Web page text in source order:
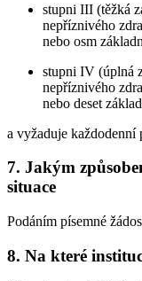
stupni III (těžká
nepříznivého
nebo osm
stupni IV (úplná
nepříznivého
nebo deset
a vyžaduje každodenní
7. Jakým
situace
Podáním písemné
8. Na které